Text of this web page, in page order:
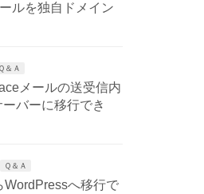
ルを独自ドメイン
Ｑ＆Ａ
メールの送受信内
バーに移行でき
Ｑ＆Ａ
WordPressへ移行で